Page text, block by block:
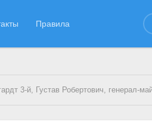
Правила
3-й, Густав Робертович, генерал-